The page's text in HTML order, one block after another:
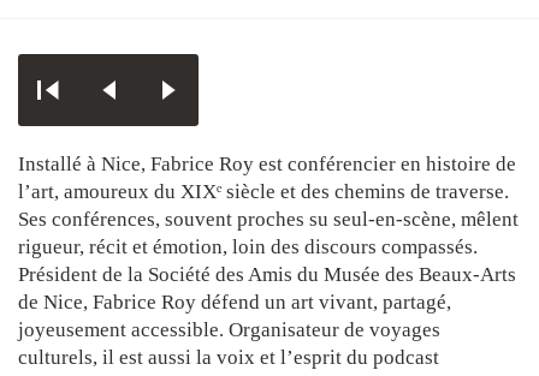
Installé à Nice, Fabrice Roy est conférencier en histoire de
l’art, amoureux du XIXᵉ siècle et des chemins de traverse.
Ses conférences, souvent proches su seul-en-scène, mêlent
rigueur, récit et émotion, loin des discours compassés.
Président de la Société des Amis du Musée des Beaux-Arts
de Nice, Fabrice Roy défend un art vivant, partagé,
joyeusement accessible. Organisateur de voyages
culturels, il est aussi la voix et l’esprit du podcast